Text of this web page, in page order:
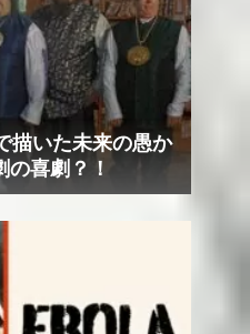
描いた未来の愚か
喜劇？！